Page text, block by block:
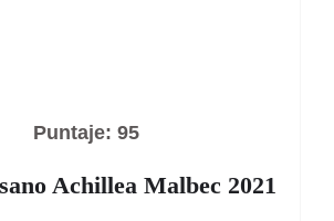
Puntaje: 95
Achillea Malbec 2021